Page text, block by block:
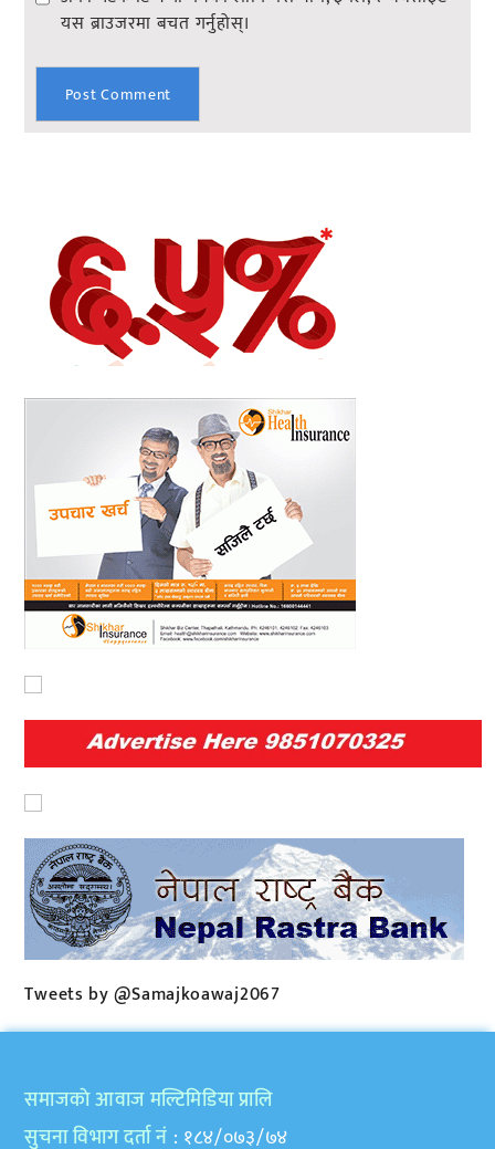
यस ब्राउजरमा बचत गर्नुहोस्।
Tweets by @Samajkoawaj2067
समाजकाे आवाज मल्टिमिडिया प्रालि
सुचना विभाग दर्ता नं : १८४/०७३/७४